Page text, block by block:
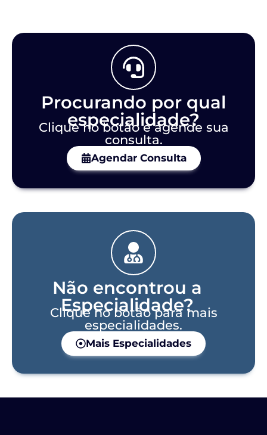
Procurando por qual
especialidade?
Clique no botão e agende sua
consulta.
Agendar Consulta
Não encontrou a
Especialidade?
Clique no botão para mais
especialidades.
Mais Especialidades